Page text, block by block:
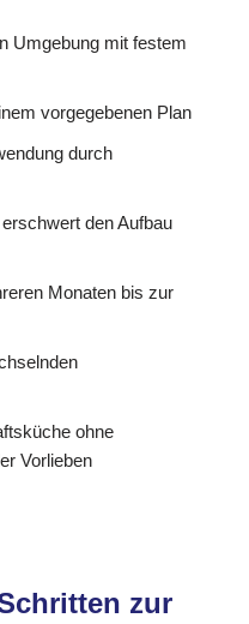
Umgebung mit festem
vorgegebenen Plan
durch
den Aufbau
Monaten bis zur
ohne
Vorlieben
zur